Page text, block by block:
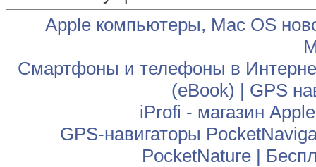
Apple компьютеры, Mac OS
Смартфоны и телефоны в
(eBook) | GPS
iProfi - магазин
GPS-навигаторы
PocketNature|